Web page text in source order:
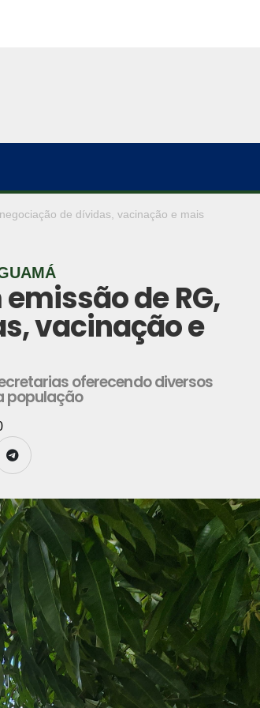
de dívidas, vacinação e mais
de RG,
vacinação e
oferecendo diversos
população